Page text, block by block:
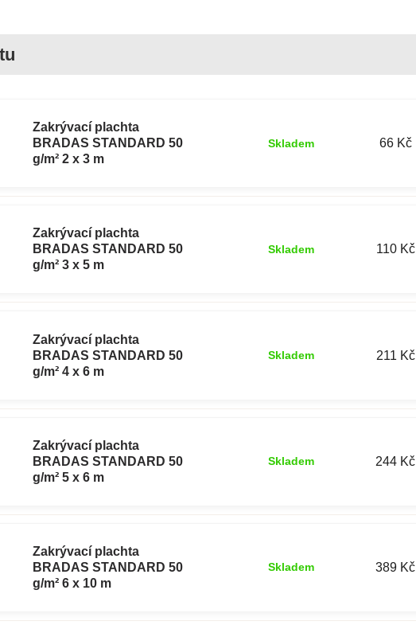
Zakrývací plachta
BRADAS STANDARD 50
g/m² 2 x 3 m
66 Kč
Skladem
Zakrývací plachta
BRADAS STANDARD 50
g/m² 3 x 5 m
110 Kč
Skladem
Zakrývací plachta
BRADAS STANDARD 50
g/m² 4 x 6 m
211 Kč
Skladem
Zakrývací plachta
BRADAS STANDARD 50
g/m² 5 x 6 m
244 Kč
Skladem
Zakrývací plachta
BRADAS STANDARD 50
g/m² 6 x 10 m
389 Kč
Skladem